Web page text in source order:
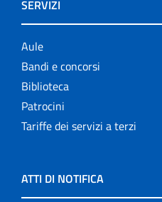
SERVIZI
Aule
Bandi e concorsi
Biblioteca
Patrocini
Tariffe dei servizi a terzi
ATTI DI NOTIFICA